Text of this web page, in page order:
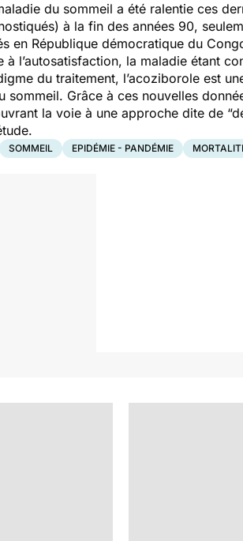
du sommeil a été ralentie ces
à la fin des années 90,
en République démocratique du
à l’autosatisfaction, la maladie étant
du traitement, l’acoziborole est
sommeil. Grâce à ces nouvelles
la voie à une approche dite de
SOMMEIL EPIDÉMIE - PANDÉMIE